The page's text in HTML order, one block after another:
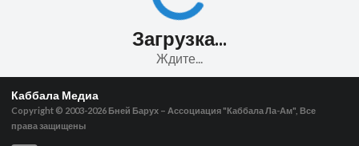
Загрузка...
Ждите...
Каббала Медиа
Copyright © 2003-2026 Бней Барух – Ассоциация "Каббала Ла-Ам", Все
права защищены